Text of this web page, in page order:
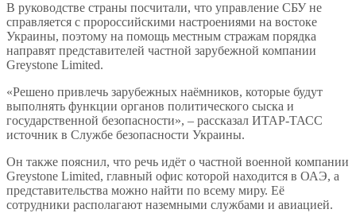
В руководстве страны посчитали, что управление СБУ не
справляется с пророссийскими настроениями на востоке
Украины, поэтому на помощь местным стражам порядка
направят представителей частной зарубежной компании
Greystone Limited.
«Решено привлечь зарубежных наёмников, которые будут
выполнять функции органов политического сыска и
государственной безопасности», – рассказал ИТАР-ТАСС
источник в Службе безопасности Украины.
Он также пояснил, что речь идёт о частной военной компании
Greystone Limited, главный офис которой находится в ОАЭ, а
представительства можно найти по всему миру. Её
сотрудники располагают наземными службами и авиацией.